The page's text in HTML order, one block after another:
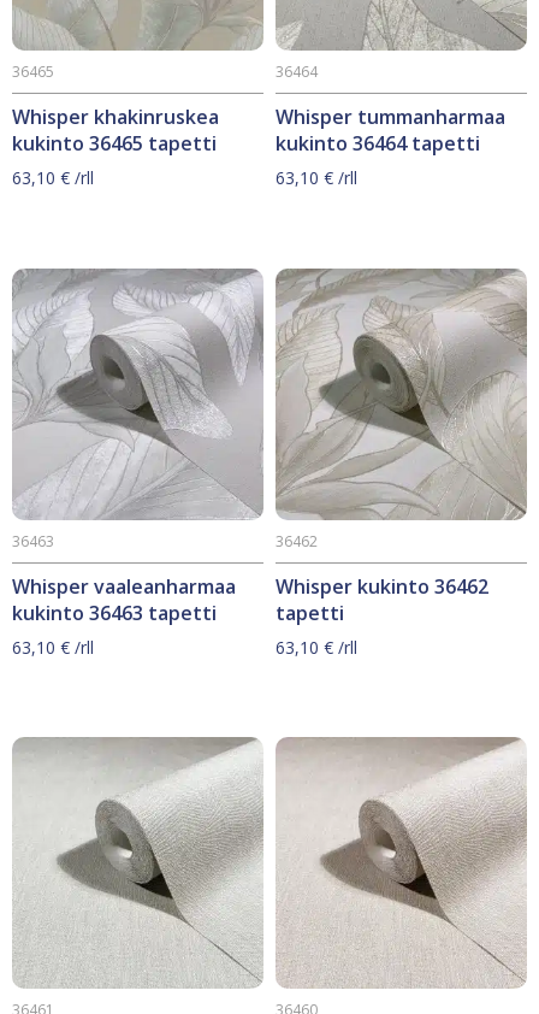
Whisper khakinruskea
kukinto 36465 tapetti
36465
63,10 € /rll
Whisper tummanharmaa
kukinto 36464 tapetti
36464
63,10 € /rll
Whisper vaaleanharmaa
kukinto 36463 tapetti
36463
63,10 € /rll
Whisper kukinto 36462
tapetti
36462
63,10 € /rll